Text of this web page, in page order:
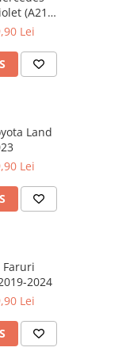
(A217)
Lei
Land
Lei
Faruri
2024
Lei